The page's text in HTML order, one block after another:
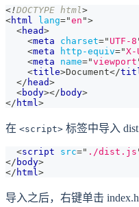
<!DOCTYPE html>
<html lang="en ">
<head>
<meta charset=" UTF-8
<meta http-equiv="X-
<meta name="viewport
<title>Document</
</ head>
<body></ body>
</ html >
在 <script> 标签中导入
<script src=" ./dist.js
</ body>
</ html >
导入之后，右键单击